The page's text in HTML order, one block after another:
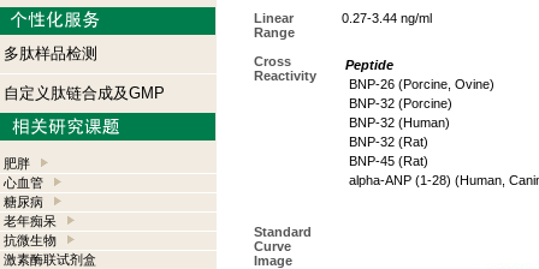
多肽样品检测
自定义肽链合成及GMP
肥胖
心血管
糖尿病
老年痴呆
抗微生物
激素酶联试剂盒
Linear
Range
0.27-3.44 ng/ml
Cross
Reactivity
Peptide
BNP-26 (Porcine, Ovine)
BNP-32 (Porcine)
BNP-32 (Human)
BNP-32 (Rat)
BNP-45 (Rat)
alpha-ANP (1-28) (Human,
Standard
Curve
Image